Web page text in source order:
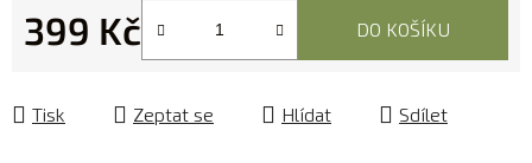
399 Kč DO KOŠÍKU
Tisk Zeptat se Hlídat Sdílet